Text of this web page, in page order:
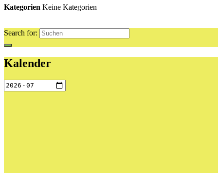
Kategorien Keine Kategorien
Search for:
Kalender